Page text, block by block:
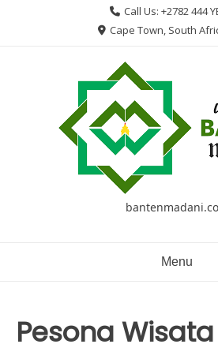
Call Us: +2782 444
Cape Town, South
Menu
Pesona